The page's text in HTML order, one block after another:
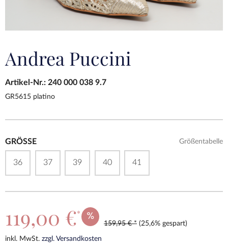
Andrea Puccini
Artikel-Nr.: 240 000 038 9.7
GR5615 platino
Größentabelle
GRÖSSE
36 37 39 40 41
119,00 €*
159,95 € * (25,6% gespart)
inkl. MwSt. zzgl. Versandkosten